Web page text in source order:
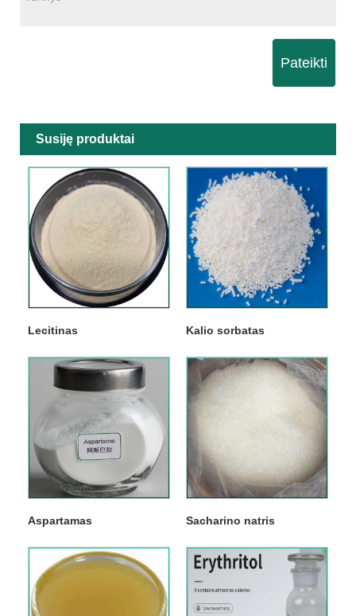
Pateikti
Susiję produktai
Lecitinas Kalio sorbatas
Aspartamas Sacharino natris